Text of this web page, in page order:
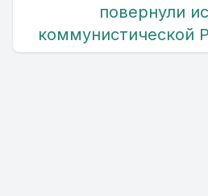
повернули
коммунистической